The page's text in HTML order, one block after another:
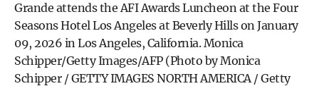
Grande attends the AFI Awards Luncheon at the Four
Seasons Hotel Los Angeles at Beverly Hills on January
09, 2026 in Los Angeles, California. Monica
Schipper/Getty Images/AFP (Photo by Monica
Schipper / GETTY IMAGES NORTH AMERICA / Getty